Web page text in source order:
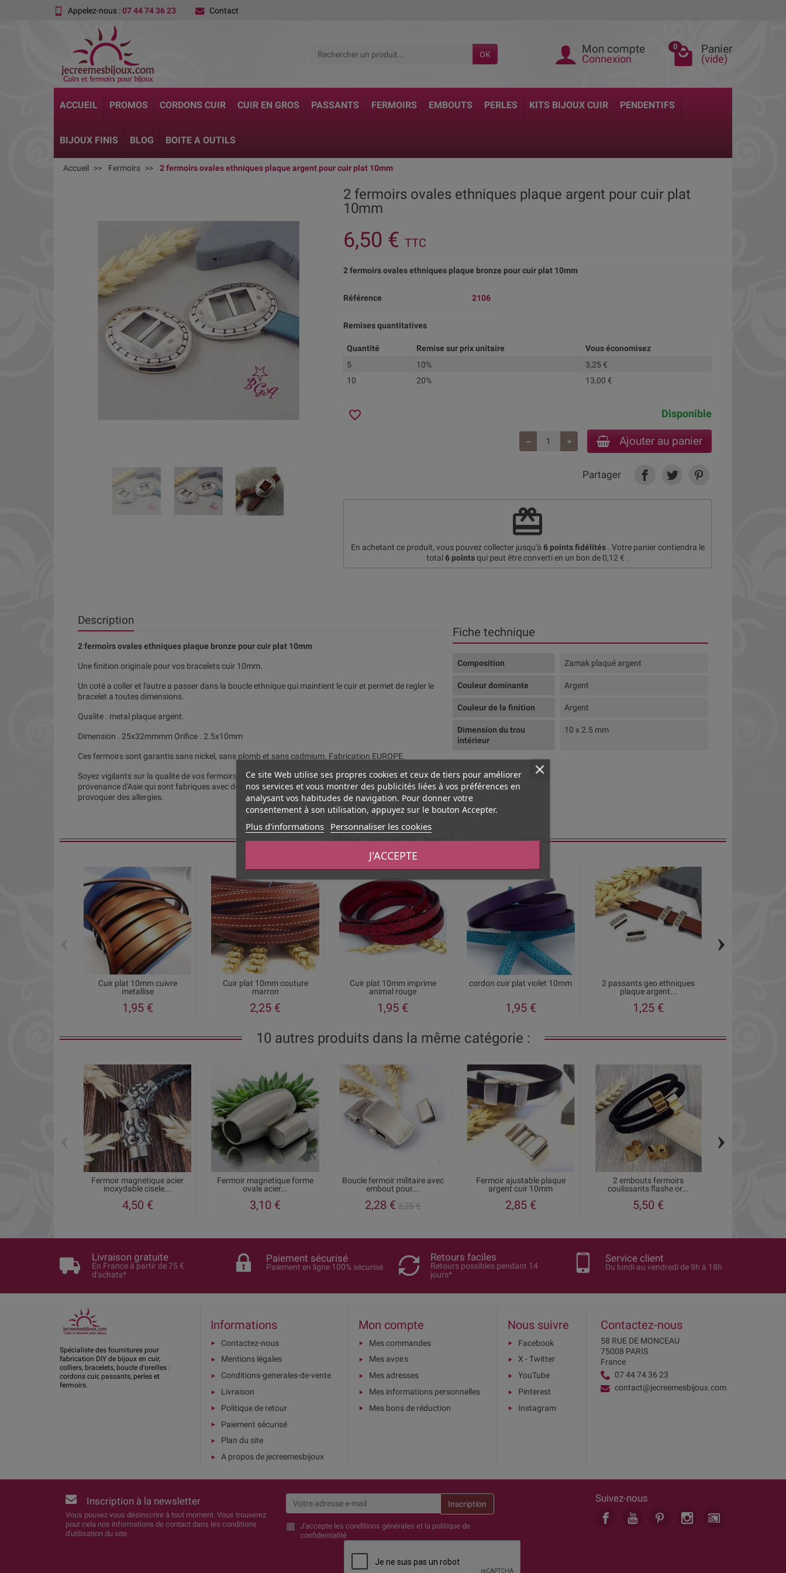
Appelez-nous :07 44 74 36 23 Contact
OK Mon compte
Connexion
0 Panier
(vide)
ACCUEIL PROMOS CORDONS CUIR CUIR EN GROS PASSANTS FERMOIRS EMBOUTS PERLES KITS BIJOUX CUIR PENDENTIFS
BIJOUX FINIS BLOG BOITE A OUTILS
Accueil Fermoirs 2 fermoirs ovales ethniques plaque argent pour cuir plat 10mm
2 fermoirs ovales ethniques plaque argent pour cuir plat
10mm
6,50 € TTC
2 fermoirs ovales ethniques plaque bronze pour cuir plat 10mm
Référence 2106
Remises quantitatives
Quantité Remise sur prix unitaire
Vous économisez
5
10%
3,25 €
10
20% 13,00 €
Disponible
Ajouter au panier
favorite_border
Partager
redeem
En achetant ce produit, vous pouvez collecter jusqu'à 6points fidélités. Votre panier contiendra le
total 6 pointsqui peut être converti en un bon de 0,12 € .
Description
2 fermoirs ovales ethniques plaque bronze pour cuir plat 10mm
Une finition originale pour vos bracelets cuir 10mm.
Un coté a coller et l'autre a passer dans la boucle ethnique qui maintient le cuir et permet de regler le
bracelet a toutes dimensions.
Qualite . metal plaque argent.
Dimension . 25x32mmmm Orifice . 2.5x10mm
Ces fermoirs sont garantis sans nickel, sans plomb et sans cadmium. Fabrication EUROPE.
Soyez vigilants sur la qualite de vos fermoirs car vous trouverez nombreux fermoirs economiques en
provenance d'Asie qui sont fabriques avec des metaux non autorises en Europe qui risquent de
provoquer des allergies.
Fiche technique
Composition Zamak plaqué argent
Couleur dominante Argent
Couleur de la finition Argent
Dimension du trou
intérieur
10 x 2.5 mm
Vous aimerez aussi
Cuir plat 10mm cuivre
metallise
1,95 €
Cuir plat 10mm couture
marron
2,25 €
Cuir plat 10mm imprime
animal rouge
1,95 €
cordon cuir plat violet 10mm
1,95 €
2 passants geo ethniques
plaque argent...
1,25 €
›
10 autres produits dans la même catégorie :
Fermoir magnetique acier
inoxydable cisele...
4,50 €
Fermoir magnetique forme
ovale acier...
3,10 €
Boucle fermoir militaire avec
embout pour...
2,28 € 3,25 €
Fermoir ajustable plaque
argent cuir 10mm
2,85 €
2 embouts fermoirs
coulissants flashe or...
5,50 €
›
Livraison gratuite
En France à partir de 75 €
d'achats*
Paiement sécurisé
Paiement en ligne 100% sécurisé
Retours faciles
Retours possibles pendant 14
jours*
Service client
Du lundi au vendredi de 9h à 18h
Spécialiste des fournitures pour
fabrication DIY de bijoux en cuir,
colliers, bracelets, boucle d'oreilles :
cordons cuir, passants, perles et
fermoirs.
Informations
Contactez-nous
Mentions légales
Conditions-generales-de-vente
Livraison
Politique de retour
Paiement sécurisé
Plan du site
A propos de jecreemesbijoux
Mon compte
Mes commandes
Mes avoirs
Mes adresses
Mes informations personnelles
Mes bons de réduction
Nous suivre
Facebook
X - Twitter
YouTube
Pinterest
Instagram
Contactez-nous
58 RUE DE MONCEAU
75008 PARIS
France
07 44 74 36 23
contact@jecreemesbijoux.com
Ce site Web utilise ses propres cookies et ceux de tiers pour améliorer
nos services et vous montrer des publicités liées à vos préférences en
analysant vos habitudes de navigation. Pour donner votre
consentement à son utilisation, appuyez sur le bouton Accepter.
Plus d'informations Personnaliser les cookies
J'ACCEPTE
Inscription à la newsletter
Vous pouvez vous désinscrire à tout moment. Vous trouverez
pour cela nos informations de contact dans les conditions
d'utilisation du site.
J'accepte les conditions générales et la politique de
confidentialité
Suivez-nous